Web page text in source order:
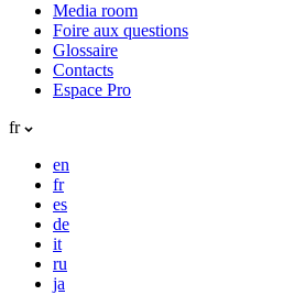
Media room
Foire aux questions
Glossaire
Contacts
Espace Pro
fr
en
fr
es
de
it
ru
ja